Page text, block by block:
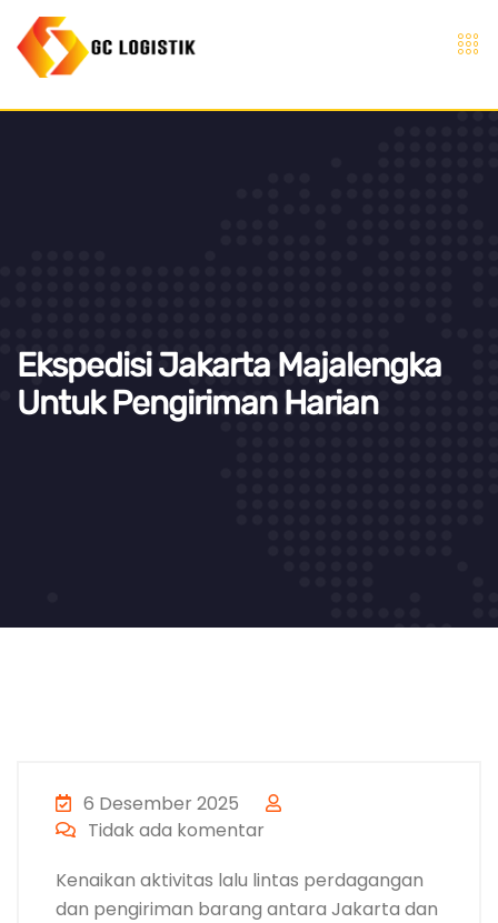
Ekspedisi Jakarta Majalengka
Untuk Pengiriman Harian
6 Desember 2025
Tidak ada komentar
Kenaikan aktivitas lalu lintas perdagangan
dan pengiriman barang antara Jakarta dan